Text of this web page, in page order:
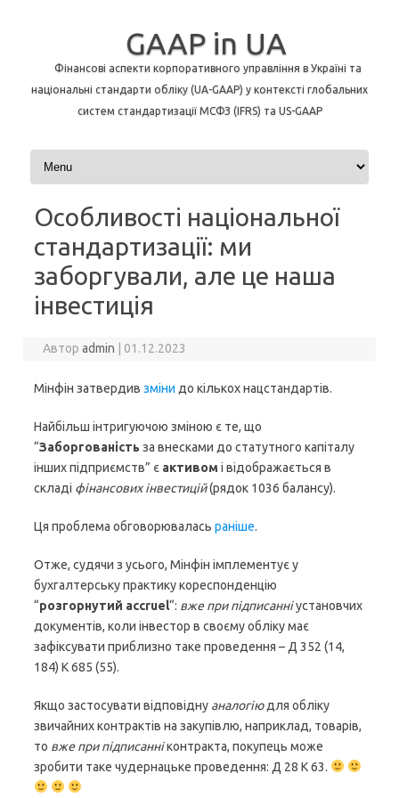
GAAP in UA
Фінансові аспекти корпоративного управління в Україні та
національні стандарти обліку (UA-GAAP) у контексті глобальних
систем стандартизації МСФЗ (IFRS) та US-GAAP
Перейти до контенту
Особливості національної
стандартизації: ми
заборгували, але це наша
інвестиція
Авторadmin 01.12.2023
Мінфін затвердив зміни до кількох нацстандартів.
Найбільш інтригуючою зміною є те, що
“Заборгованість за внесками до статутного капіталу
інших підприємств” є активом і відображається в
складі фінансових інвестицій(рядок 1036 балансу).
Ця проблема обговорювалась раніше.
Отже, судячи з усього, Мінфін імплементує у
бухгалтерську практику кореспонденцію
“розгорнутий accruel“: вже при підписанніустановчих
документів, коли інвестор в своєму обліку має
зафіксувати приблизно таке проведення – Д 352 (14,
184) К 685 (55).
Якщо застосувати відповідну аналогіюдля обліку
звичайних контрактів на закупівлю, наприклад, товарів,
то вже при підписанніконтракта, покупець може
зробити таке чудернацьке проведення: Д 28 К 63.